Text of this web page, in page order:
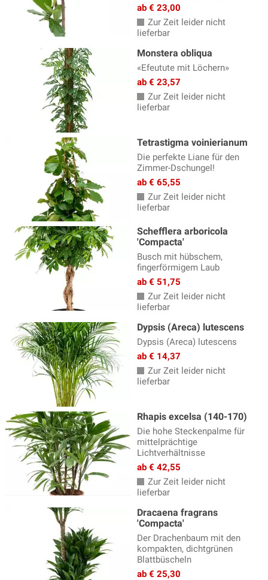
Zimmerpflanzen Sonne(105)
ab € 23,00
Zur Zeit leider nicht
lieferbar
Monstera obliqua
«Efeutute mit Löchern»
ab € 23,57
Zur Zeit leider nicht
lieferbar
Tetrastigma voinierianum
Die perfekte Liane für den
Zimmer-Dschungel!
ab € 65,55
Zur Zeit leider nicht
lieferbar
Schefflera arboricola
'Compacta'
Busch mit hübschem,
fingerförmigem Laub
ab € 51,75
Zur Zeit leider nicht
lieferbar
Dypsis (Areca) lutescens
Dypsis (Areca) lutescens
ab € 14,37
Zur Zeit leider nicht
lieferbar
Rhapis excelsa (140-170)
Die hohe Steckenpalme für
mittelprächtige
Lichtverhältnisse
ab € 42,55
Zur Zeit leider nicht
lieferbar
Dracaena fragrans
'Compacta'
Der Drachenbaum mit den
kompakten, dichtgrünen
Blattbüscheln
ab € 25,30